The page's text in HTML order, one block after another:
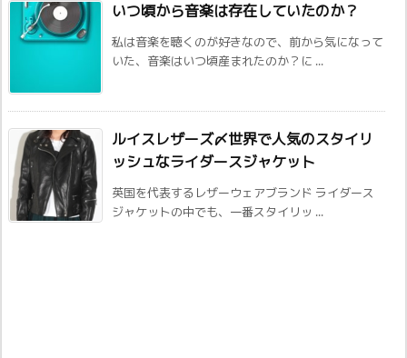
いつ頃から音楽は存在していたのか？
私は音楽を聴くのが好きなので、前から気になって
いた、音楽はいつ頃産まれたのか？に ...
ルイスレザーズ〆世界で人気のスタイリ
ッシュなライダースジャケット
英国を代表するレザーウェアブランド ライダース
ジャケットの中でも、一番スタイリッ ...